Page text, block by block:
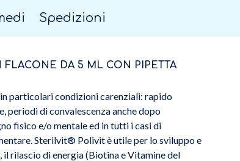
FLACONE DA 5 ML CON PIPETTA
particolari condizioni carenziali: rapido
periodi di convalescenza anche dopo
fisico e/o mentale ed in tutti i casi di
Sterilvit® Polivit è utile per lo sviluppo e
il rilascio di energia (Biotina e Vitamine del
Spedizioni